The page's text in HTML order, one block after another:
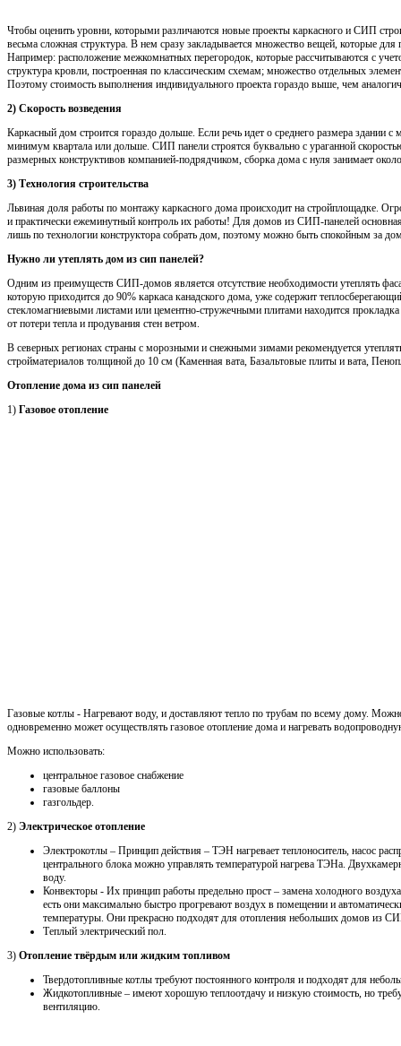
Чтобы оценить уровни, которыми различаются новые проекты каркасного и СИП
весьма сложная структура. В нем сразу закладывается множество вещей, которые
Например: расположение межкомнатных перегородок, которые рассчитываются с
структура кровли, построенная по классическим схемам; множество отдельных
Поэтому стоимость выполнения индивидуального проекта гораздо выше, чем
2) Скорость возведения
Каркасный дом строится гораздо дольше. Если речь идет о среднего размера здании с
минимум квартала или дольше. СИП панели строятся буквально с ураганной
размерных конструктивов компанией-подрядчиком, сборка дома с нуля занимает
3) Технология строительства
Львиная доля работы по монтажу каркасного дома происходит на стройплощадке.
и практически ежеминутный контроль их работы! Для домов из СИП-панелей
лишь по технологии конструктора собрать дом, поэтому можно быть спокойным за
Нужно ли утеплять дом из сип панелей?
Одним из преимуществ СИП-домов является отсутствие необходимости утеплять
которую приходится до 90% каркаса канадского дома, уже содержит
стекломагниевыми листами или цементно-стружечными плитами находится
от потери тепла и продувания стен ветром.
В северных регионах страны с морозными и снежными зимами рекомендуется
стройматериалов толщиной до 10 см (Каменная вата, Базальтовые плиты и вата,
Отопление дома из сип панелей
1) Газовое отопление
Газовые котлы - Нагревают воду, и доставляют тепло по трубам по всему дому.
одновременно может осуществлять газовое отопление дома и нагревать
Можно использовать:
центральное газовое снабжение
газовые баллоны
газгольдер.
2) Электрическое отопление
Электрокотлы – Принцип действия – ТЭН нагревает теплоноситель, насос
центрального блока можно управлять температурой нагрева ТЭНа.
воду.
Конвекторы - Их принцип работы предельно прост – замена холодного
есть они максимально быстро прогревают воздух в помещении и
температуры. Они прекрасно подходят для отопления небольших домов из
Теплый электрический пол.
3) Отопление твёрдым или жидким топливом
Твердотопливные котлы требуют постоянного контроля и подходят для
Жидкотопливные – имеют хорошую теплоотдачу и низкую стоимость, но
вентиляцию.